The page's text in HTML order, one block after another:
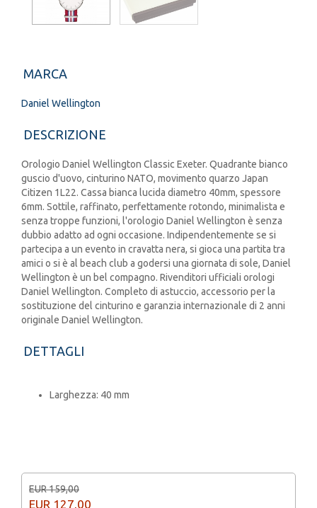
MARCA
Daniel Wellington
DESCRIZIONE
Orologio Daniel Wellington Classic Exeter. Quadrante bianco
guscio d'uovo, cinturino NATO, movimento quarzo Japan
Citizen 1L22. Cassa bianca lucida diametro 40mm, spessore
6mm. Sottile, raffinato, perfettamente rotondo, minimalista e
senza troppe funzioni, l'orologio Daniel Wellington è senza
dubbio adatto ad ogni occasione. Indipendentemente se si
partecipa a un evento in cravatta nera, si gioca una partita tra
amici o si è al beach club a godersi una giornata di sole, Daniel
Wellington è un bel compagno. Rivenditori ufficiali orologi
Daniel Wellington. Completo di astuccio, accessorio per la
sostituzione del cinturino e garanzia internazionale di 2 anni
originale Daniel Wellington.
DETTAGLI
Larghezza: 40 mm
EUR 159,00
EUR 127,00